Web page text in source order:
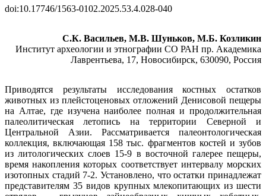
doi:10.17746/1563-0102.2025.53.4.028-040
С.К. Васильев, М.В. Шуньков, М.Б. Козликин
Институт археологии и этнографии СО РАН пр. Академика
Лаврентьева, 17, Новосибирск, 630090, Россия
Приводятся результаты исследования костных остатков
животных из плейстоценовых отложений Денисовой пещеры
на Алтае, где изучена наиболее полная и продолжительная
палеолитическая летопись на территории Северной и
Центральной Азии. Рассматривается палеонтологическая
коллекция, включающая 158 тыс. фрагментов костей и зубов
из литологических слоев 15-9 в восточной галерее пещеры,
время накопления которых соответствует интервалу морских
изотопных стадий 7-2. Установлено, что остатки принадлежат
представителям 35 видов крупных млекопитающих из шести